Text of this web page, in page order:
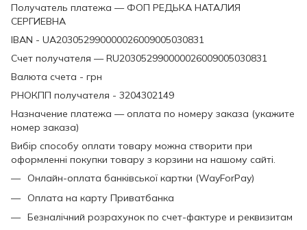
Получатель платежа — ФОП РЕДЬКА НАТАЛИЯ
СЕРГИЕВНА
IBAN - UA203052990000026009005030831
Счет получателя — RU203052990000026009005030831
Валюта счета - грн
РНОКПП получателя - 3204302149
Назначение платежа — оплата по номеру заказа (укажите
номер заказа)
Вибір способу оплати товару можна створити при
оформленні покупки товару з корзини на нашому сайті.
Онлайн-оплата банківської картки (WayForPay)
Оплата на карту Приватбанка
Безналічний розрахунок по счет-фактуре и реквизитам